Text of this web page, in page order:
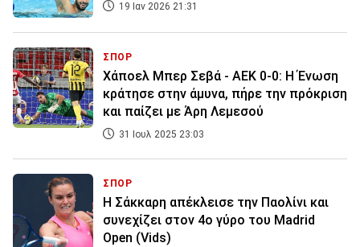
19 Ιαν 2026 21:31
ΣΠΟΡ
Χάποελ Μπερ Σεβά - ΑΕΚ 0-0: Η Ένωση
κράτησε στην άμυνα, πήρε την πρόκριση
και παίζει με Άρη Λεμεσού
31 Ιουλ 2025 23:03
ΣΠΟΡ
Η Σάκκαρη απέκλεισε την Παολίνι και
συνεχίζει στον 4ο γύρο του Madrid
Open (Vids)